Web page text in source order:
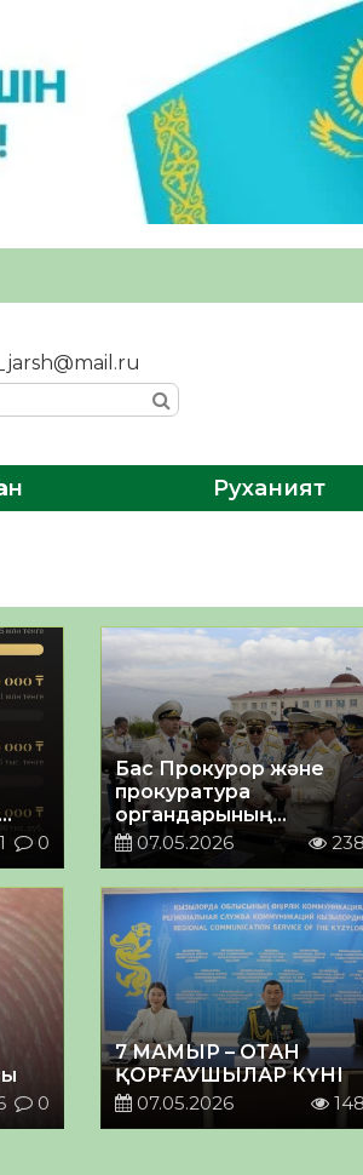
Руханият
0
Бас Прокурор және
прокуратура
органдарының
ардагерлері Ұлттық
ұланның әскери
қызметшілерімен
07.05.2026 238
0
7 МАМЫР – ОТАН
ҚОРҒАУШЫЛАР КҮНІ
07.05.2026
148